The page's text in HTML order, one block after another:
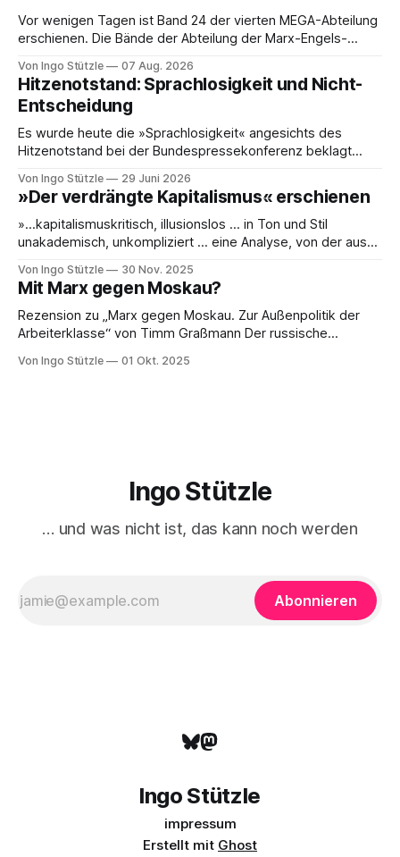
Vor wenigen Tagen ist Band 24 der vierten MEGA-Abteilung
erschienen. Die Bände der Abteilung der Marx-Engels-
und Marginalien umfassen, werden seit einiger Zeit nur noch
online publiziert, ebenso die Briefe (Abteilung III). Das ist
einerseits grandios, denn die Ergebnisse der öffentlich
Von Ingo Stützle 07 Aug. 2026
Hitzenotstand: Sprachlosigkeit und Nicht-
Entscheidung
Es wurde heute die »Sprachlosigkeit« angesichts des
Hitzenotstand bei der Bundespressekonferenz beklagt
DLF. In den 1960er-Jahren entwickelten Bachrach/Baratz
das Konzept der »Nicht-Entscheidungen«, um zu verstehen,
wie in einer Gesellschaft und ihrer herrschenden Politik
Sachverhalte verhandelt werden, die politisch nicht
Von Ingo Stützle 29 Juni 2026
»Der verdrängte Kapitalismus« erschienen
»…kapitalismuskritisch, illusionslos … in Ton und Stil
unakademisch, unkompliziert … eine Analyse, von der aus
Besprechung von Sebastian Klauke in nd zum Sabine Nuss
kuratierten und herausgegebenen Buch »Der verdrängte
Kapitalismus«, der gerade bei Dietz Berlin erschienen ist.
Danke an den großartigen Andreas
Von Ingo Stützle 30 Nov. 2025
Mit Marx gegen Moskau?
Rezension zu „Marx gegen Moskau. Zur Außenpolitik der
Arbeiterklasse“ von Timm Graßmann Der russische
und spätestens seit dem 24. Februar 2022 viele Linke an
Von Ingo Stützle 01 Okt. 2025
Ingo Stützle
… und was nicht ist, das kann noch werden
Abonnieren
Ingo Stützle
impressum
Erstellt mit Ghost